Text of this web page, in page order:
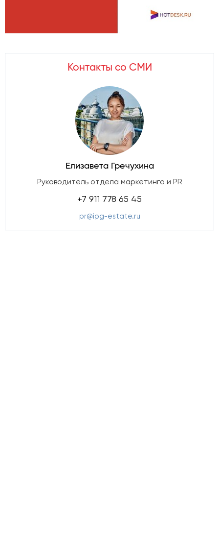
Контакты со СМИ
Елизавета Гречухина
Руководитель отдела маркетинга и PR
+7 911 778 65 45
pr@ipg-estate.ru